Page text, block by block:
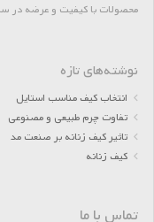
محصولات با کیفیت و عرضه در
نوشته‌های تازه
انتخاب کیف مناسب استایل
تفاوت چرم طبیعی و مصنوعی
تاثیر کیف زنانه بر صنعت مد
کیف زنانه
تماس با ما